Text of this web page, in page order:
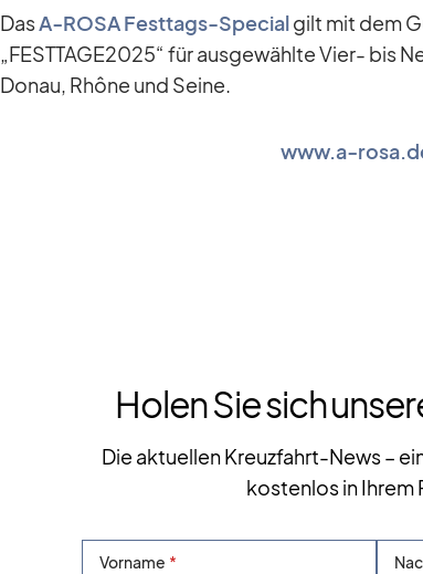
DasA‑ROSA Fest­tags-Spe­cialgilt mit dem
„FESTTAGE2025“ für aus­ge­wählte Vier- bis
Do­nau, Rhône und Seine.
Holen Sie sich
Die aktuellen Kreuzfahrt-News –
kostenlos in Ihrem
Vorname